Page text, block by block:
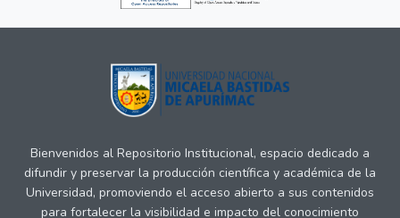
Bienvenidos al Repositorio Institucional, espacio dedicado a
difundir y preservar la producción científica y académica de la
Universidad, promoviendo el acceso abierto a sus contenidos
para fortalecer la visibilidad e impacto del conocimiento